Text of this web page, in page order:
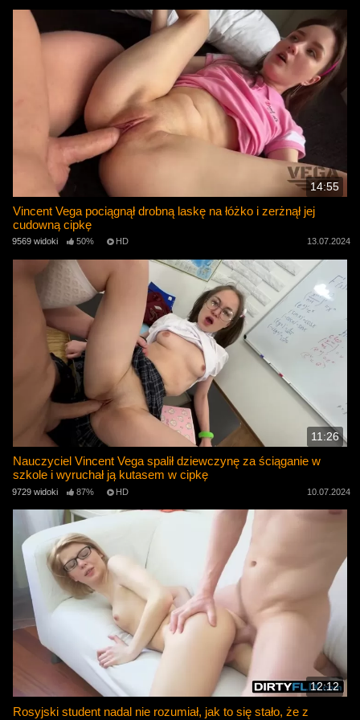
14:55
Vincent Vega pociągnął drobną laskę na łóżko i zerżnął jej
cudowną cipkę
9569 widoki 50% HD 13.07.2024
11:26
Nauczyciel Vincent Vega spalił dziewczynę za ściąganie w
szkole i wyruchał ją kutasem w cipkę
9729 widoki 87% HD 10.07.2024
12:12
Rosyjski student nadal nie rozumiał, jak to się stało, że z